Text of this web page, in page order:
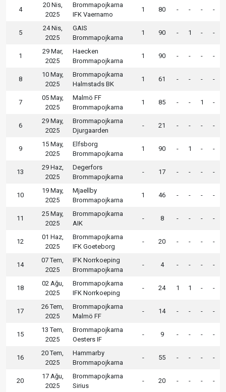
4
20 Nis,
2025
Brommapojkarna
IFK Vaernamo
1 80 - - - -
5
24 Nis,
2025
GAIS
Brommapojkarna
1 90 - 1 - -
1
29 Mar,
2025
Haecken
Brommapojkarna
1 90 - - - -
8
10 May,
2025
Brommapojkarna
Halmstads BK
1 61 - - - -
7
05 May,
2025
Malmö FF
Brommapojkarna
1 85 - - 1 -
6
29 May,
2025
Brommapojkarna
Djurgaarden
- 21 - - - -
9
15 May,
2025
Elfsborg
Brommapojkarna
1 90 - 1 - -
13
29 Haz,
2025
Degerfors
Brommapojkarna
- 17 - - - -
10
19 May,
2025
Mjaellby
Brommapojkarna
1 46 - - - -
11
25 May,
2025
Brommapojkarna
AIK
- 8 - - - -
12
01 Haz,
2025
Brommapojkarna
IFK Goeteborg
- 20 - - - -
14
07 Tem,
2025
IFK Norrkoeping
Brommapojkarna
- 4 - - - -
18
02 Ağu,
2025
Brommapojkarna
IFK Norrkoeping
- 24 1 1 - -
17
26 Tem,
2025
Brommapojkarna
Malmö FF
- 14 - - - -
15
13 Tem,
2025
Brommapojkarna
Oesters IF
- 9 - - - -
16
20 Tem,
2025
Hammarby
Brommapojkarna
- 55 - - - -
20
17 Ağu,
2025
Brommapojkarna
Sirius
- 20 - - - -